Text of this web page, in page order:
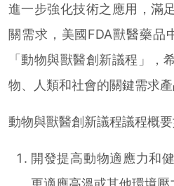
進一步強化技術之應用，滿
關需求，美國FDA獸醫藥品
「動物與獸醫創新議程」，
物、人類和社會的關鍵需求產
動物與獸醫創新議程議程概要
開發提高動物適應力和